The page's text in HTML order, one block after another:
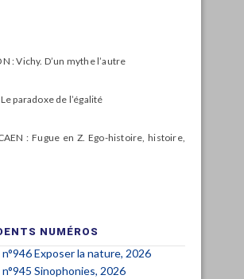
: Vichy. D’un mythe l’autre
paradoxe de l’égalité
: Fugue en Z. Ego-histoire, histoire,
NUMÉROS
Exposer la nature, 2026
Sinophonies, 2026